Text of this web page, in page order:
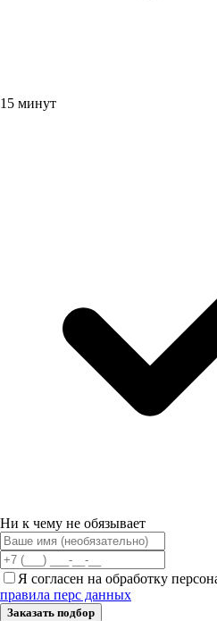
15 минут
Ни к чему не обязывает
Я согласен на обработку
правила перс данных
Заказать подбор